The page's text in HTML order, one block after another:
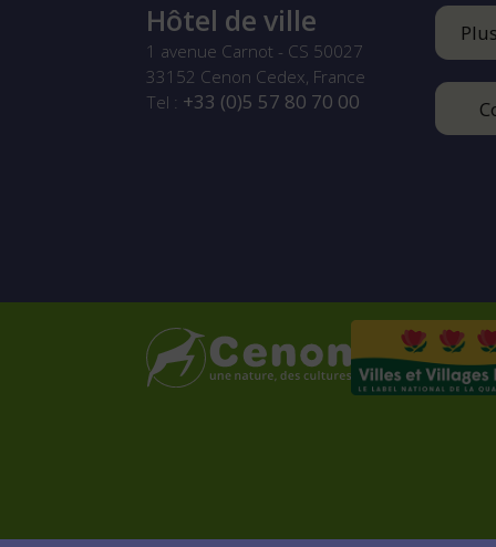
Hôtel de ville
1 avenue Carnot - CS 50027
33152 Cenon Cedex, France
Tel : +33 (0)5 57 80 70 00